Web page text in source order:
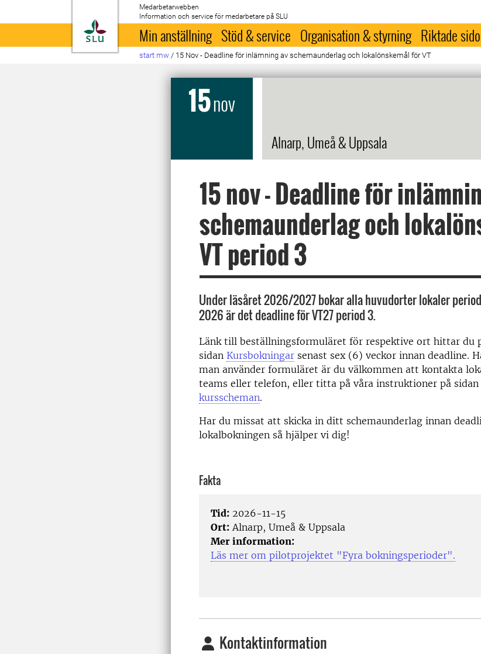
Till startsida
Medarbetarwebben
Information och service för medarbetare på SLU
Min anställning Stöd & service Organisation & styrning Riktade
start mw / 15 Nov - Deadline för inlämning av schemaunderlag och lokalönskemål för VT
15nov
Alnarp, Umeå & Uppsala
15 nov - Deadline för
schemaunderlag och
VT period 3
Under läsåret 2026/2027 bokar alla huvudorter lokaler
2026 är det deadline för VT27 period 3.
Länk till beställningsformuläret för respektive ort hittar du
sidan Kursbokningar senast sex (6) veckor innan deadline.
man använder formuläret är du välkommen att kontakta
teams eller telefon, eller titta på våra instruktioner på sidan
kursscheman.
Har du missat att skicka in ditt schemaunderlag innan
lokalbokningen så hjälper vi dig!
Fakta
Tid: 2026-11-15
Ort: Alnarp, Umeå & Uppsala
Mer information:
Läs mer om pilotprojektet "Fyra bokningsperioder".
Kontaktinformation